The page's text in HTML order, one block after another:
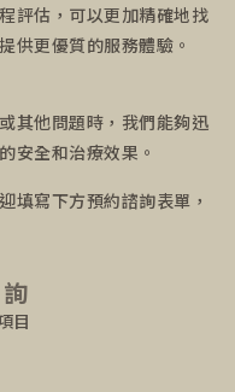
評估，可以更加精確地找
供更優質的服務體驗。
其他問題時，我們能夠迅
安全和治療效果。
填寫下方預約諮詢表單，
目